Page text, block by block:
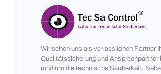
Wir sehen uns als verlässlichen Partner
Qualitätssicherung und Ansprechpartner
rund um die technische Sauberkeit.